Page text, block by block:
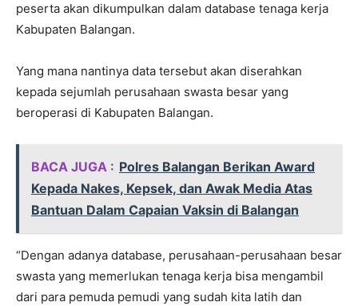
peserta akan dikumpulkan dalam database tenaga kerja
Kabupaten Balangan.
Yang mana nantinya data tersebut akan diserahkan
kepada sejumlah perusahaan swasta besar yang
beroperasi di Kabupaten Balangan.
BACA JUGA : Polres Balangan Berikan Award
Kepada Nakes, Kepsek, dan Awak Media Atas
Bantuan Dalam Capaian Vaksin di Balangan
“Dengan adanya database, perusahaan-perusahaan besar
swasta yang memerlukan tenaga kerja bisa mengambil
dari para pemuda pemudi yang sudah kita latih dan